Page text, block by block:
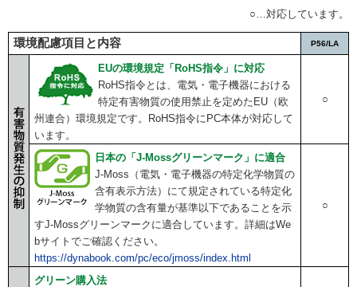
○…対応しています。
環境配慮項目と内容 P56/LA
EUの環境規定「RoHS指令」に対応
RoHS指令とは、電気・電子機器における
特定有害物質の使用禁止を定めたEU（欧
州連合）環境規定です。RoHS指令にPC本体が対応して
います。
○
日本の「J-Mossグリーンマーク」に適合
J-Moss（電気・電子機器の特定化学物質の
含有表示方法）にて規定されている特定化
学物質の含有量が基準以下であることを示
すJ-Mossグリーンマークに適合しています。詳細はWe
bサイトでご確認ください。
https://dynabook.com/pc/eco/jmoss/index.html
○
グリーン購入法